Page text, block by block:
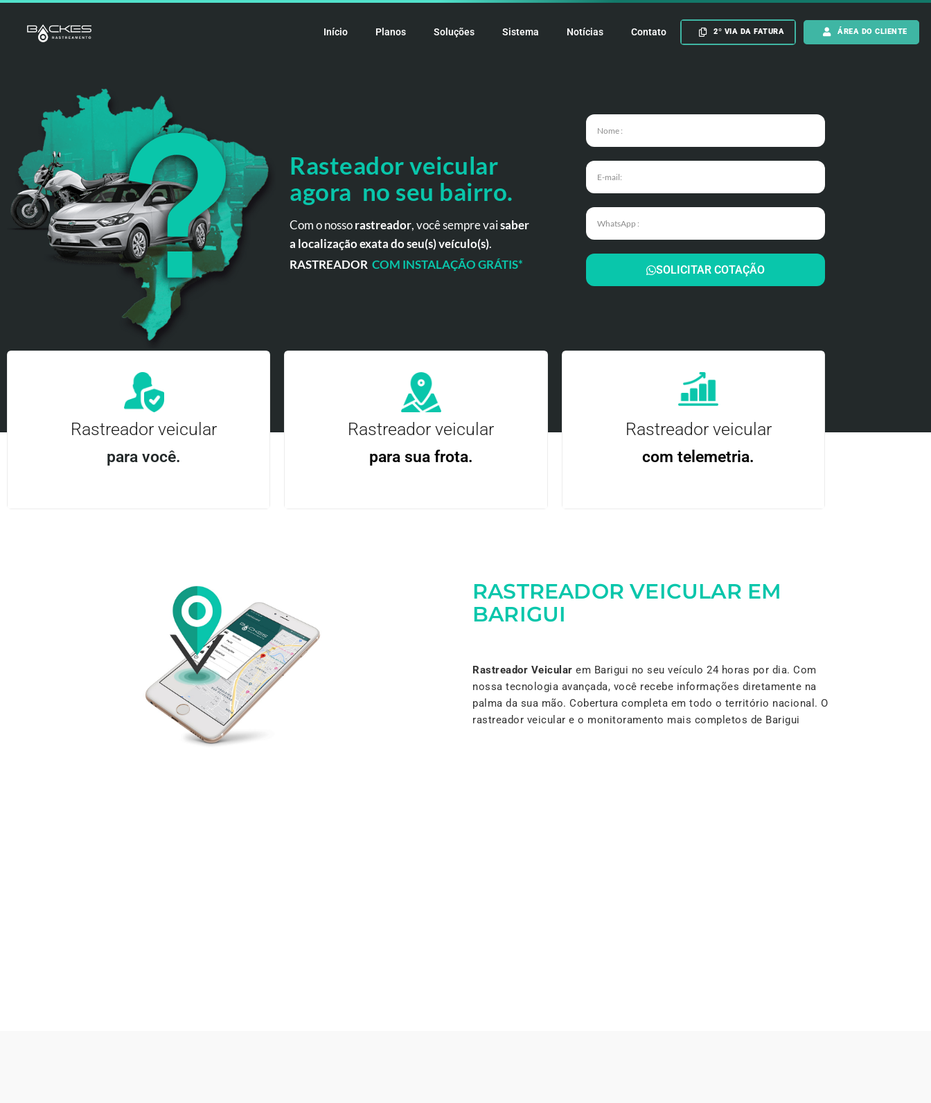
Início Planos Soluções Sistema Notícias Contato 2º VIA DA FATURA ÁREA DO CLIENTE
Rasteador veicular
agora no seu bairro.
Com o nossorastreador, você sempre vaisaber
a localização exata do seu(s) veículo(s).
RASTREADOR COM INSTALAÇÃO GRÁTIS* SOLICITAR COTAÇÃO
Rastreador veicular
para você.
Entre em contato
Rastreador veicular
para sua frota.
Rastreador veicular
com telemetria.
RASTREADOR VEICULAR EM
BARIGUI
Rastreador Veicular em Barigui no seu veículo 24 horas por dia. Com
nossa tecnologia avançada, você recebe informações diretamente na
palma da sua mão. Cobertura completa em todo o território nacional. O
rastreador veicular e o monitoramento mais completos de Barigui